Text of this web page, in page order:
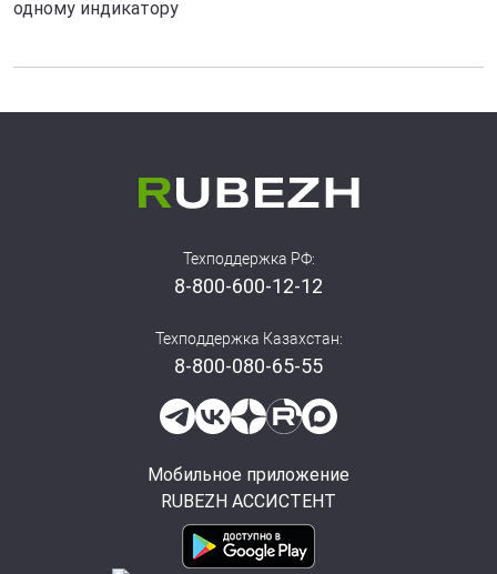
одному индикатору
Техподдержка РФ:
8-800-600-12-12
Техподдержка Казахстан:
8-800-080-65-55
Мобильное приложение
RUBEZH АССИСТЕНТ